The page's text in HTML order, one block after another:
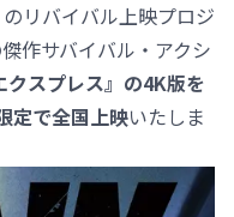
リバイバル上映プロジ
作サバイバル・アクシ
クスプレス』の4K版を
定で全国上映いたしま